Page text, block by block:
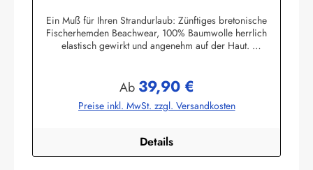
Ein Muß für Ihren Strandurlaub: Zünftiges bretonische
Fischerhemden Beachwear, 100% Baumwolle herrlich
elastisch gewirkt und angenehm auf der Haut.
bekleidung.de
Regulärer Preis:
Ab 39,90 €
Preise inkl. MwSt. zzgl. Versandkosten
Details